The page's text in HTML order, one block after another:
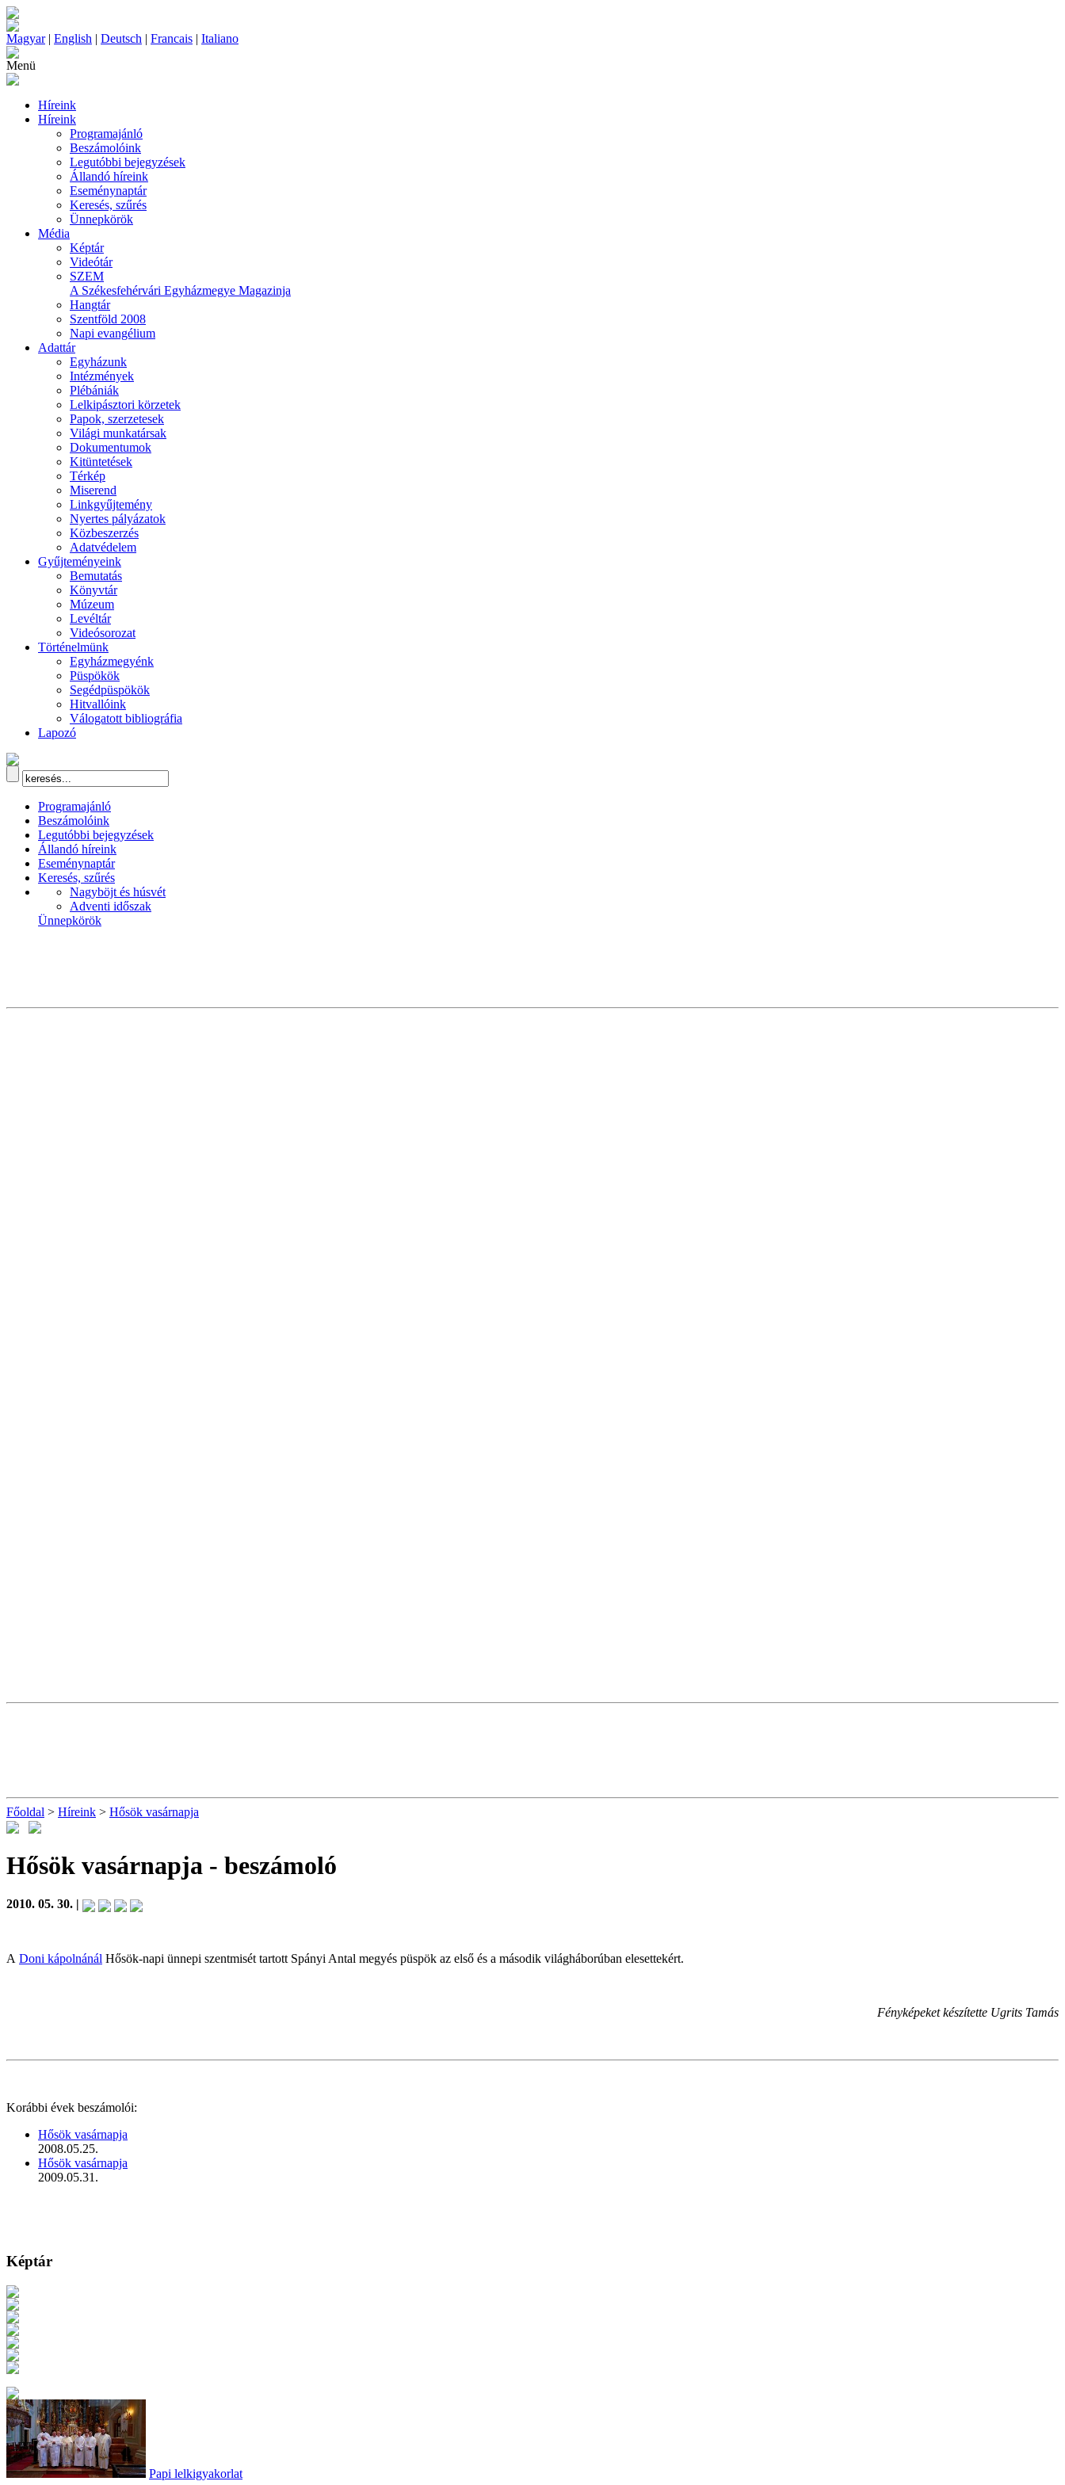
Magyar| English | Deutsch | Francais | Italiano
Menü
Híreink
Híreink
Programajánló
Beszámolóink
Legutóbbi bejegyzések
Állandó híreink
Eseménynaptár
Keresés, szűrés
Ünnepkörök
Média
Képtár
Videótár
SZEM
A Székesfehérvári Egyházmegye Magazinja
Hangtár
Szentföld 2008
Napi evangélium
Adattár
Egyházunk
Intézmények
Plébániák
Lelkipásztori körzetek
Papok, szerzetesek
Világi munkatársak
Dokumentumok
Kitüntetések
Térkép
Miserend
Linkgyűjtemény
Nyertes pályázatok
Közbeszerzés
Adatvédelem
Gyűjteményeink
Bemutatás
Könyvtár
Múzeum
Levéltár
Videósorozat
Történelmünk
Egyházmegyénk
Püspökök
Segédpüspökök
Hitvallóink
Válogatott bibliográfia
Lapozó
Programajánló
Beszámolóink
Legutóbbi bejegyzések
Állandó híreink
Eseménynaptár
Keresés, szűrés
Nagyböjt és húsvét
Adventi időszak
Ünnepkörök
Főoldal > Híreink > Hősök vasárnapja
Hősök vasárnapja - beszámoló
2010. 05. 30. |
A Doni kápolnánál Hősök-napi ünnepi szentmisét tartott Spányi Antal megyés püspök az első és a második világháborúban elesettekért.
Fényképeket készítette Ugrits Tamás
Korábbi évek beszámolói:
Hősök vasárnapja
2008.05.25.
Hősök vasárnapja
2009.05.31.
Képtár
Papi lelkigyakorlat